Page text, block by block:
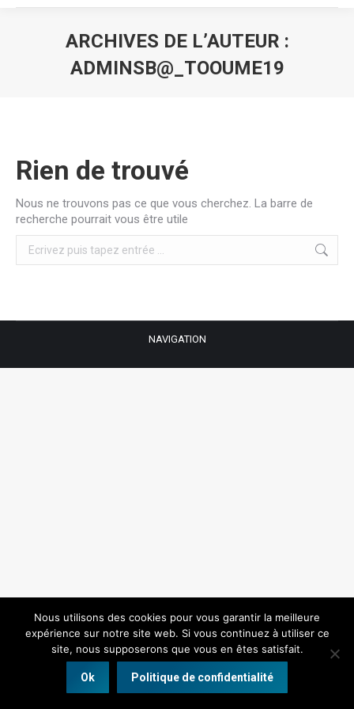
ARCHIVES DE L’AUTEUR :
ADMINSB@_TOOUME19
Rien de trouvé
Nous ne trouvons pas ce que vous cherchez. La barre de
recherche pourrait vous être utile
Search:
NAVIGATION
Nous utilisons des cookies pour vous garantir la meilleure
expérience sur notre site web. Si vous continuez à utiliser ce
site, nous supposerons que vous en êtes satisfait.
Ok Politique de confidentialité